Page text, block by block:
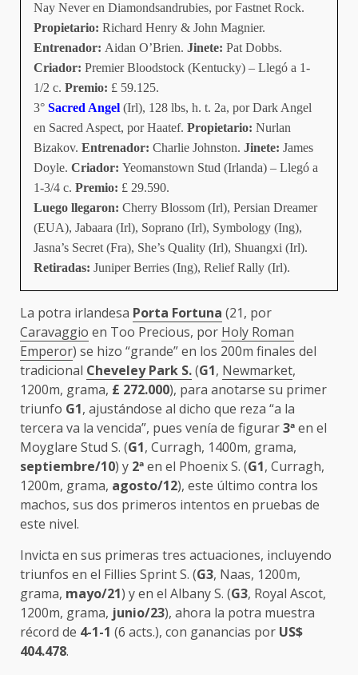
Nay Never en Diamondsandrubies, por Fastnet Rock.
Propietario: Richard Henry & John Magnier.
Entrenador: Aidan O’Brien. Jinete: Pat Dobbs.
Criador: Premier Bloodstock (Kentucky) – Llegó a 1-
1/2 c. Premio: £ 59.125.
3° Sacred Angel (Irl), 128 lbs, h. t. 2a, por Dark Angel
en Sacred Aspect, por Haatef. Propietario: Nurlan
Bizakov. Entrenador: Charlie Johnston. Jinete: James
Doyle. Criador: Yeomanstown Stud (Irlanda) – Llegó a
1-3/4 c. Premio: £ 29.590.
Luego llegaron: Cherry Blossom (Irl), Persian Dreamer
(EUA), Jabaara (Irl), Soprano (Irl), Symbology (Ing),
Jasna’s Secret (Fra), She’s Quality (Irl), Shuangxi (Irl).
Retiradas: Juniper Berries (Ing), Relief Rally (Irl).
La potra irlandesa Porta Fortuna (21, por
Caravaggio en Too Precious, por Holy Roman
Emperor) se hizo “grande” en los 200m finales del
tradicional Cheveley Park S.(G1, Newmarket,
1200m, grama, £ 272.000), para anotarse su primer
triunfo G1, ajustándose al dicho que reza “a la
tercera va la vencida”, pues venía de figurar3ªen el
Moyglare Stud S. (G1, Curragh, 1400m, grama,
septiembre/10) y 2ªen el Phoenix S. (G1, Curragh,
1200m, grama, agosto/12), este último contra los
machos, sus dos primeros intentos en pruebas de
este nivel.
Invicta en sus primeras tres actuaciones, incluyendo
triunfos en el Fillies Sprint S. (G3, Naas, 1200m,
grama, mayo/21) y en el Albany S. (G3, Royal Ascot,
1200m, grama, junio/23), ahora la potra muestra
récord de 4-1-1 (6 acts.), con ganancias por US$
404.478.